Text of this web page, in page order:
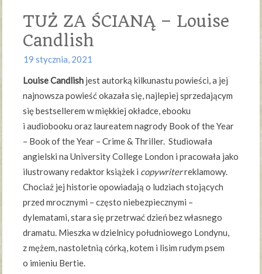
TUŻ ZA ŚCIANĄ – Louise
Candlish
19 stycznia, 2021
Louise Candlish jest autorką kilkunastu powieści, a jej
najnowsza powieść okazała się, najlepiej sprzedającym
się bestsellerem w miękkiej okładce, ebooku
i audiobooku oraz laureatem nagrody Book of the Year
– Book of the Year – Crime & Thriller. Studiowała
angielski na University College London i pracowała jako
ilustrowany redaktor książek i copywriterreklamowy.
Chociaż jej historie opowiadają o ludziach stojących
przed mrocznymi – często niebezpiecznymi –
dylematami, stara się przetrwać dzień bez własnego
dramatu. Mieszka w dzielnicy południowego Londynu,
z mężem, nastoletnią córką, kotem i lisim rudym psem
o imieniu Bertie.